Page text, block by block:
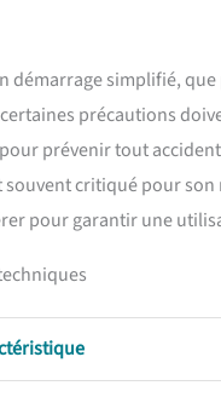
démarrage simplifié,
précautions
prévenir tout
critiqué pour
pour garantir une